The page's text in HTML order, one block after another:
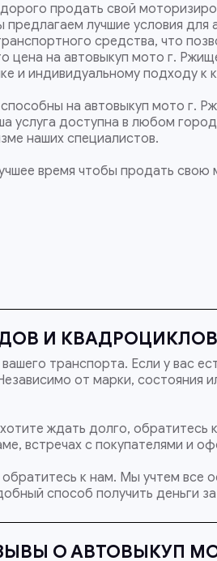
продать свой
лучшие условия
средства, что
цена на автовыкуп мото г.
и индивидуальному подходу к
на автовыкуп мото г.
услуга доступна в любом
наших специалистов.
время чтобы продать свою
И
транспорта. Если у вас
от марки, состояния
ждать долго,
встречах с покупателями и
обратитесь к нам. Мы учтем все
способ получить деньги
О АВТОВЫКУП